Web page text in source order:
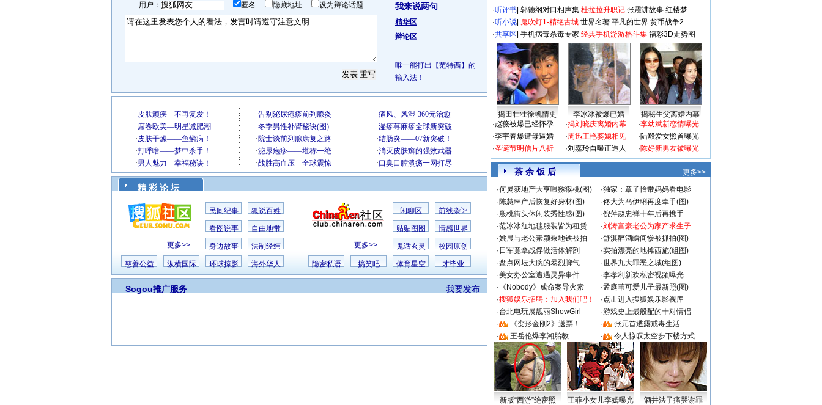
用户： 匿名 隐藏地址 设为辩论话题 我来说两句
精华区
辩论区
唯一能打出【范特西】的
输入法！
精 彩 论 坛
更多>>
民间纪事 狐说百姓
看图说事 自由地带
身边故事 法制经纬
慈善公益 纵横国际 环球掠影 海外华人
更多>>
闲聊区 前线杂评
贴贴图图 情感世界
鬼话玄灵 校园原创
隐密私语 搞笑吧 体育星空 才毕业
我要发布
Sogou推广服务
·听评书 郭德纲对口相声集 杜拉拉升职记 张震讲故事 红楼梦
·听小说 鬼吹灯1-精绝古城 世界名著 平凡的世界 货币战争2
·共享区 手机病毒杀毒专家 经典手机游游格斗集 福彩3D走势图
揭田壮壮徐帆情史 李冰冰被爆已婚
揭秘生父离婚内幕
·赵薇被爆已经怀孕
·李宇春爆遭母逼婚
·圣诞节明信片八折
·揭刘晓庆离婚内幕
·周迅王艳婆媳相见
·刘嘉玲自曝正造人
·李幼斌新恋情曝光
·陆毅爱女照首曝光
·陈好新男友被曝光
茶 余 饭 后
更多>>
·何炅获地产大亨喂猕猴桃(图) ·独家：章子怡带妈妈看电影
·陈慧琳产后恢复好身材(图) ·佟大为马伊琍再度牵手(图)
·殷桃街头休闲装秀性感(图) ·倪萍赵忠祥十年后再携手
·范冰冰红地毯服装皆为租赁 ·刘涛富豪老公为家产求生子
·姚晨与老公素颜乘地铁被拍 ·舒淇醉酒瞬间惨被抓拍(图)
· 日军竟拿战俘做活体解剖 ·实拍漂亮的地摊西施(组图)
·盘点网坛大腕的暴烈脾气 ·世界九大罪恶之城(组图)
·美女办公室遭遇灵异事件 ·李孝利新欢私密视频曝光
· 《Nobody》成命案导火索 ·孟庭苇可爱儿子最新照(图)
·搜狐娱乐招聘：加入我们吧！ ·点击进入搜狐娱乐影视库
·台北电玩展靓丽ShowGirl ·游戏史上最般配的十对情侣
·
《变形金刚2》送票！ ·
张元首透露戒毒生活
·
王岳伦爆李湘胎教 · 令人惊叹太空步下楼方式
新版“西游”绝密照 王菲小女儿李嫣曝光 酒井法子痛哭谢罪